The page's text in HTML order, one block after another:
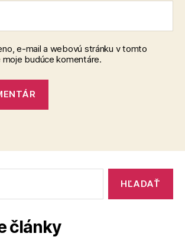
e-mail a webovú stránku v tomto
moje budúce komentáre.
články